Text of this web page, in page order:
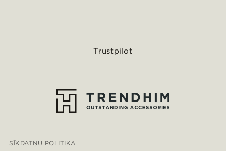
Trustpilot
SĪKDATŅU POLITIKA